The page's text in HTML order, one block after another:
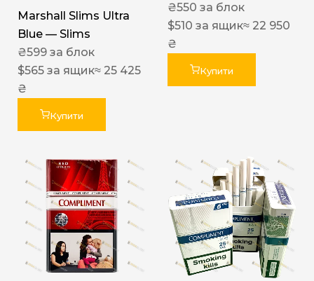
Marshall Slims Ultra
Blue — Slims
₴599 за блок
$565 за ящик≈ 25 425
₴
Купити
₴550 за блок
$510 за ящик≈ 22 950
₴
Купити